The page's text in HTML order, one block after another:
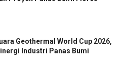
Geothermal World Cup 2026,
Industri Panas Bumi